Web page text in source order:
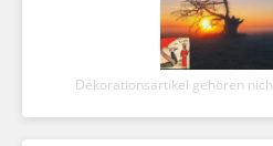
Dekorationsartikel gehören